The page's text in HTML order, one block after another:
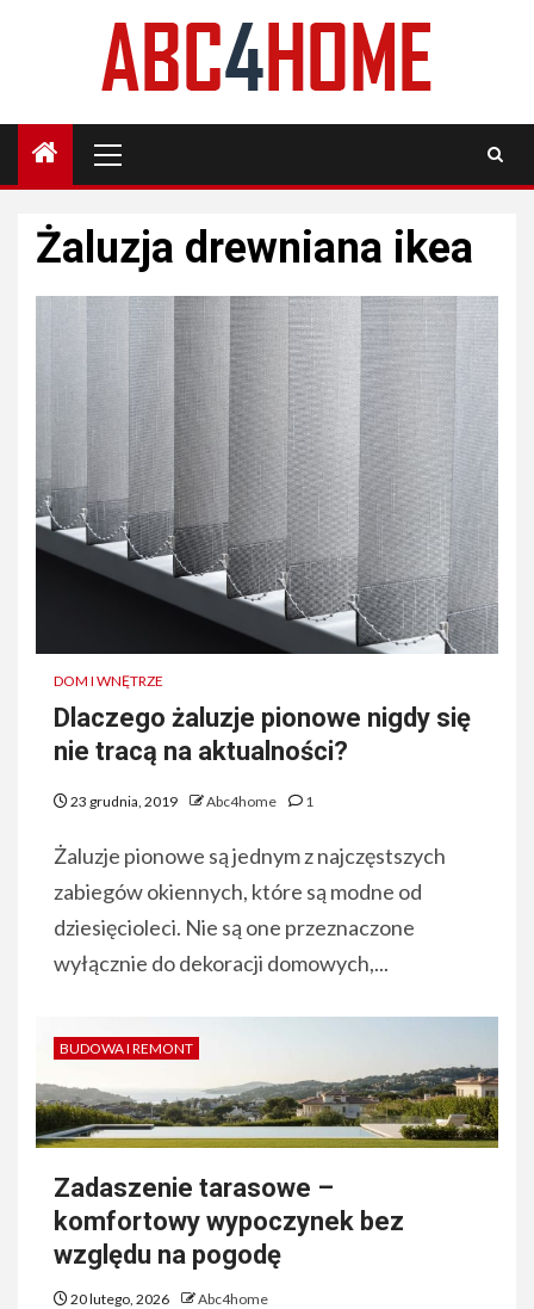
Menu
Żaluzja drewniana ikea
DOM I WNĘTRZE
Dlaczego żaluzje pionowe nigdy się
nie tracą na aktualności?
23 grudnia, 2019 Abc4home 1
Żaluzje pionowe są jednym z najczęstszych
zabiegów okiennych, które są modne od
dziesięcioleci. Nie są one przeznaczone
wyłącznie do dekoracji domowych,...
BUDOWA I REMONT
Zadaszenie tarasowe –
komfortowy wypoczynek bez
względu na pogodę
20 lutego, 2026 Abc4home